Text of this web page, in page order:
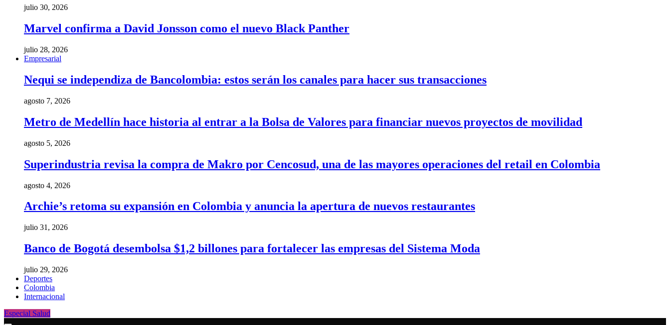
julio 30, 2026
Marvel confirma a David Jonsson como el nuevo Black Panther
julio 28, 2026
Empresarial
Nequi se independiza de Bancolombia: estos serán los canales para hacer sus transacciones
agosto 7, 2026
Metro de Medellín hace historia al entrar a la Bolsa de Valores para financiar nuevos proyectos de movilidad
agosto 5, 2026
Superindustria revisa la compra de Makro por Cencosud, una de las mayores operaciones del retail en Colombia
agosto 4, 2026
Archie’s retoma su expansión en Colombia y anuncia la apertura de nuevos restaurantes
julio 31, 2026
Banco de Bogotá desembolsa $1,2 billones para fortalecer las empresas del Sistema Moda
julio 29, 2026
Deportes
Colombia
Internacional
Especial Salud